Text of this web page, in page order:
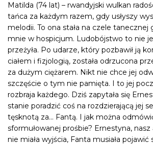
Matilda (74 lat) – rwandyjski wulkan
tańca za każdym razem, gdy usłyszy
melodii. To ona stała na czele tanecznej
mnie w hospicjum. Ludobójstwo to nie
przeżyła. Po udarze, który pozbawił ją
ciałem i fizjologią, została odrzucona
za dużym ciężarem. Nikt nie chce jej
szczęście o tym nie pamięta. I to jej
rozbraja każdego. Dziś zapytała się
stanie poradzić coś na rozdzierającą jej
tęsknotą za… Fantą. I jak można
sformułowanej prośbie? Ernestyna,
nie miała wyjścia, Fanta musiała pojawić